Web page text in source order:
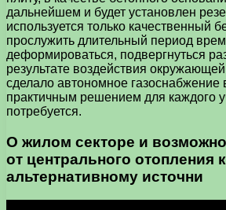
дальнейшем и будет установлен
используется только качественный
прослужить длительный период
деформироваться, подвергнуться
результате воздействия
сделало автономное
практичным решением для каждого
потребуется.
О жилом секторе и
от центрального отопления
альтернативному источни